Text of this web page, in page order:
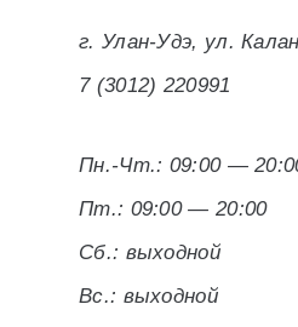
г. Улан-Удэ, ул.
7 (3012) 220991
Пн.-Чт.: 09:00 —
Пт.: 09:00 — 20:00
Сб.: выходной
Вс.: выходной